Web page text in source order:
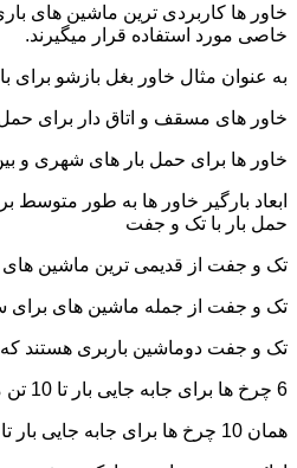
خاور ها کاربردی ترین ماشین های
خاصی مورد استفاده قرار میگیرند.
به عنوان مثال خاور بغل بازشو
خاور های مسقف و اتاق دار برای حمل
خاور ها برای حمل بار های شهری و بین شهری مناسب
ابعاد بارگیر خاور ها به طور متوسط برابر است با 4.5*2 متر و تا ارتفاع 2.5 تا 2.7 متر بار را به
حمل بار با تک و جفت
تک و جفت از قدیمی ترین ماشین های باری هستند که به
تک و جفت از جمله ماشین های برای
تک و جفت دوماشین باربری هستند که شباهت زیادی
6 چرخ ها برای جابه جایی بار تا 10 تن مناسب هستند و ابعاد اتاق آن ها برابر است با: 5.80*2.20 متر
همان 10 چرخ ها برای جابه جایی بار تا 15 تن مناسب هستند و ابعاد اتاق آن ها برابر است با: 6.80*2.25 متر